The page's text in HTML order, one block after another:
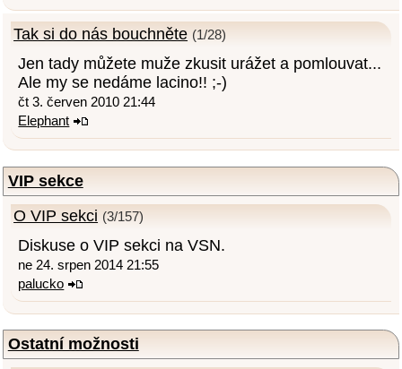
Tak si do nás bouchněte (1/28)
Jen tady můžete muže zkusit urážet a pomlouvat...
Ale my se nedáme lacino!! ;-)
čt 3. červen 2010 21:44
Elephant
VIP sekce
O VIP sekci (3/157)
Diskuse o VIP sekci na VSN.
ne 24. srpen 2014 21:55
palucko
Ostatní možnosti